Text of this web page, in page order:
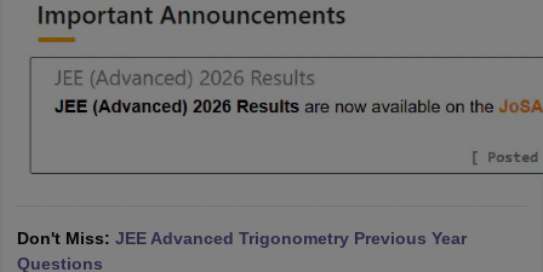
GATE CutoffGATE ResultView All GATE Articles
EAMCET Exam Pattern
TS EAMCET Answer Key
Pattern MHT CET Answer KeyMHT CET Cutoff
KCET CutoffKCET ResultView All KCET Articles
View All BITSAT Articles
Accepting GATEEngineering Colleges in India Accepting AP EAMCET
Don't Miss: JEE Advanced Trigonometry Previous Year
Questions